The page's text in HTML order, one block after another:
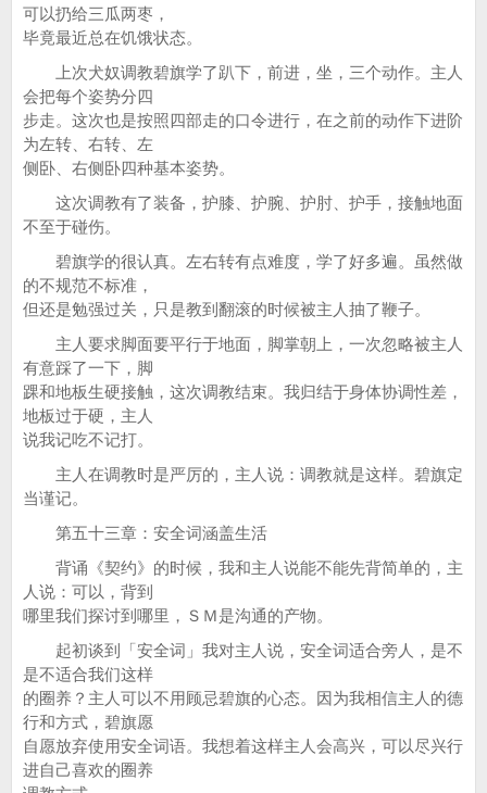
可以扔给三瓜两枣，
毕竟最近总在饥饿状态。
上次犬奴调教碧旗学了趴下，前进，坐，三个动作。主人
会把每个姿势分四
步走。这次也是按照四部走的口令进行，在之前的动作下进阶
为左转、右转、左
侧卧、右侧卧四种基本姿势。
这次调教有了装备，护膝、护腕、护肘、护手，接触地面
不至于碰伤。
碧旗学的很认真。左右转有点难度，学了好多遍。虽然做
的不规范不标准，
但还是勉强过关，只是教到翻滚的时候被主人抽了鞭子。
主人要求脚面要平行于地面，脚掌朝上，一次忽略被主人
有意踩了一下，脚
踝和地板生硬接触，这次调教结束。我归结于身体协调性差，
地板过于硬，主人
说我记吃不记打。
主人在调教时是严厉的，主人说：调教就是这样。碧旗定
当谨记。
第五十三章：安全词涵盖生活
背诵《契约》的时候，我和主人说能不能先背简单的，主
人说：可以，背到
哪里我们探讨到哪里，ＳＭ是沟通的产物。
起初谈到「安全词」我对主人说，安全词适合旁人，是不
是不适合我们这样
的圈养？主人可以不用顾忌碧旗的心态。因为我相信主人的德
行和方式，碧旗愿
自愿放弃使用安全词语。我想着这样主人会高兴，可以尽兴行
进自己喜欢的圈养